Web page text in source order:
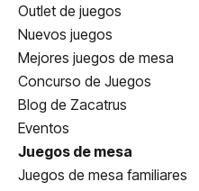
Outlet de juegos
Nuevos juegos
Mejores juegos de mesa
Concurso de Juegos
Blog de Zacatrus
Eventos
Juegos de mesa
Juegos de mesa familiares